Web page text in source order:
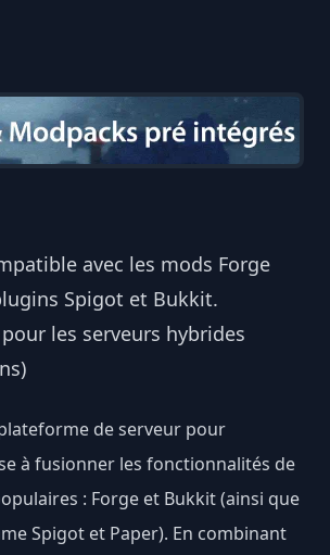
avec les mods Forge
Spigot et Bukkit.
les serveurs hybrides
de serveur pour
à fusionner les fonctionnalités de
: Forge et Bukkit (ainsi que
Spigot et Paper). En combinant